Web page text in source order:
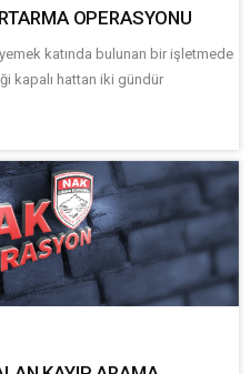
OPERASYONU
katında bulunan bir işletmede
kapalı hattan iki gündür